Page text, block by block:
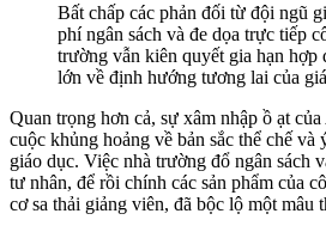
Bất chấp các phản đối từ đội ngũ
phí ngân sách và đe dọa trực tiếp
trường vẫn kiên quyết gia hạn hợp
lớn về định hướng tương lai của
Quan trọng hơn cả, sự xâm nhập ồ ạt
cuộc khủng hoảng về bản sắc thể chế và
giáo dục. Việc nhà trường đổ ngân sách
tư nhân, để rồi chính các sản phẩm của
cơ sa thải giảng viên, đã bộc lộ một mâu